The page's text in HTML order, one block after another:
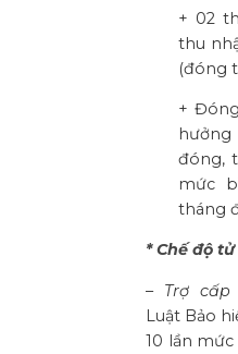
+ 02
thu
(đóng
+
đóng,
mức
tháng
* Chế độ
– Trợ
Luật Bảo
10 lần